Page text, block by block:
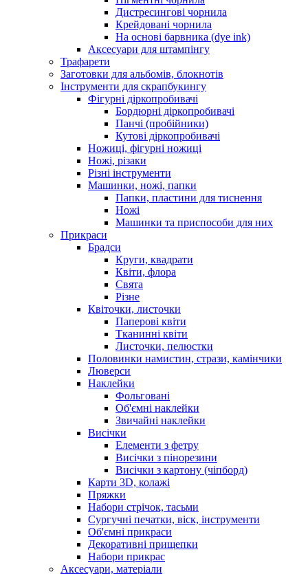
Дистресингові чорнила
Крейдовані чорнила
На основі барвника (dye ink)
Аксесуари для штампінгу
Трафарети
Заготовки для альбомів, блокнотів
Інструменти для скрапбукингу
Фігурні діркопробивачі
Бордюрні діркопробивачі
Панчі (пробійники)
Кутові діркопробивачі
Ножиці, фігурні ножиці
Ножі, різаки
Різні інструменти
Машинки, ножі, папки
Папки, пластини для тиснення
Ножі
Машинки та приспособи для них
Прикраси
Брадси
Круги, квадрати
Квіти, флора
Свята
Різне
Квіточки, листочки
Паперові квіти
Тканинні квіти
Листочки, пелюстки
Половинки намистин, стрази, камінчики
Люверси
Наклейки
Фольговані
Об'ємні наклейки
Звичайні наклейки
Висічки
Елементи з фетру
Висічки з пінорезини
Висічки з картону (чіпборд)
Карти 3D, колажі
Пряжки
Набори стрічок, тасьми
Сургучні печатки, віск, інструменти
Об'ємні прикраси
Декоративні прищепки
Набори прикрас
Аксесуари, матеріали